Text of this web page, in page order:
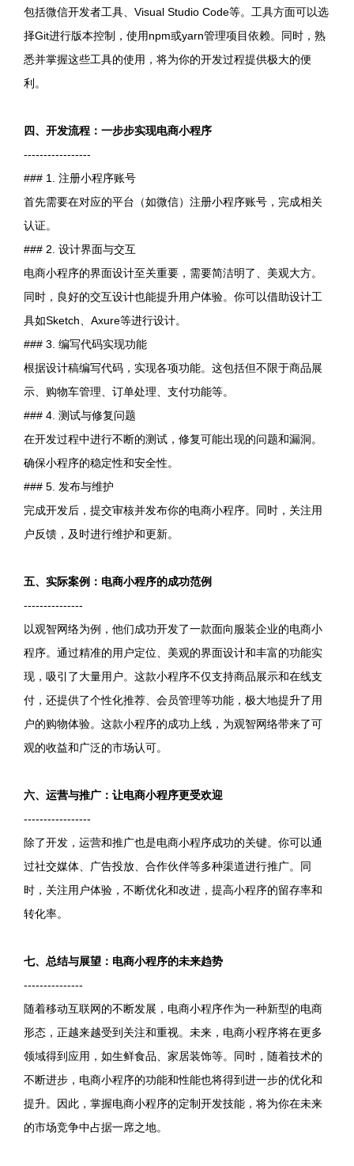
包括微信开发者工具、Visual Studio Code等。工具方面可以选
择Git进行版本控制，使用npm或yarn管理项目依赖。同时，熟
悉并掌握这些工具的使用，将为你的开发过程提供极大的便
利。
四、开发流程：一步步实现电商小程序
-----------------
### 1. 注册小程序账号
首先需要在对应的平台（如微信）注册小程序账号，完成相关
认证。
### 2. 设计界面与交互
电商小程序的界面设计至关重要，需要简洁明了、美观大方。
同时，良好的交互设计也能提升用户体验。你可以借助设计工
具如Sketch、Axure等进行设计。
### 3. 编写代码实现功能
根据设计稿编写代码，实现各项功能。这包括但不限于商品展
示、购物车管理、订单处理、支付功能等。
### 4. 测试与修复问题
在开发过程中进行不断的测试，修复可能出现的问题和漏洞。
确保小程序的稳定性和安全性。
### 5. 发布与维护
完成开发后，提交审核并发布你的电商小程序。同时，关注用
户反馈，及时进行维护和更新。
五、实际案例：电商小程序的成功范例
---------------
以观智网络为例，他们成功开发了一款面向服装企业的电商小
程序。通过精准的用户定位、美观的界面设计和丰富的功能实
现，吸引了大量用户。这款小程序不仅支持商品展示和在线支
付，还提供了个性化推荐、会员管理等功能，极大地提升了用
户的购物体验。这款小程序的成功上线，为观智网络带来了可
观的收益和广泛的市场认可。
六、运营与推广：让电商小程序更受欢迎
-----------------
除了开发，运营和推广也是电商小程序成功的关键。你可以通
过社交媒体、广告投放、合作伙伴等多种渠道进行推广。同
时，关注用户体验，不断优化和改进，提高小程序的留存率和
转化率。
七、总结与展望：电商小程序的未来趋势
---------------
随着移动互联网的不断发展，电商小程序作为一种新型的电商
形态，正越来越受到关注和重视。未来，电商小程序将在更多
领域得到应用，如生鲜食品、家居装饰等。同时，随着技术的
不断进步，电商小程序的功能和性能也将得到进一步的优化和
提升。因此，掌握电商小程序的定制开发技能，将为你在未来
的市场竞争中占据一席之地。